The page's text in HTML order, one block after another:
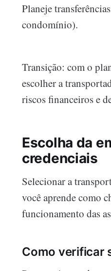
Planeje
condomínio).
Transição: com o
escolher a
riscos financeiros e
Escolha da
credenciais
Selecionar a
você aprende como
funcionamento das
Como verificar